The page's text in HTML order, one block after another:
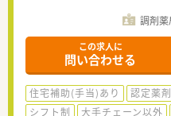
調剤薬
この求人に
問い合わせる
住宅補助(手当)あり 認定薬
シフト制
大手チェーン以外